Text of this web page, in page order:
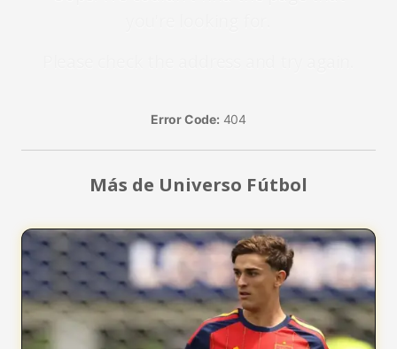
Error Code: 404
Más de Universo Fútbol